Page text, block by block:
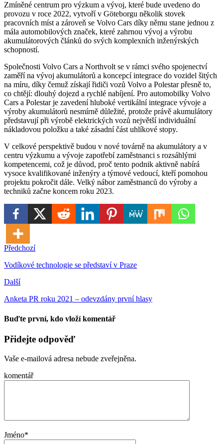
Zmíněné centrum pro výzkum a vývoj, které bude uvedeno do
provozu v roce 2022, vytvoří v Göteborgu několik stovek
pracovních míst a zároveň se Volvo Cars díky němu stane jednou z
mála automobilových značek, které zahrnou vývoj a výrobu
akumulátorových článků do svých komplexních inženýrských
schopností.
Společnosti Volvo Cars a Northvolt se v rámci svého spojenectví
zaměří na vývoj akumulátorů a koncepcí integrace do vozidel šitých
na míru, díky čemuž získají řidiči vozů Volvo a Polestar přesně to,
co chtějí: dlouhý dojezd a rychlé nabíjení. Pro automobilky Volvo
Cars a Polestar je zavedení hluboké vertikální integrace vývoje a
výroby akumulátorů nesmírně důležité, protože právě akumulátory
představují při výrobě elektrických vozů největší individuální
nákladovou položku a také zásadní část uhlíkové stopy.
V celkové perspektivě budou v nové továrně na akumulátory a v
centru výzkumu a vývoje zapotřebí zaměstnanci s rozsáhlými
kompetencemi, což je důvod, proč tento podnik aktivně nabírá
vysoce kvalifikované inženýry a týmové vedoucí, kteří pomohou
projektu pokročit dále. Velký nábor zaměstnanců do výroby a
techniků začne koncem roku 2023.
Předchozí
Vodíkové technologie se představí v Praze
Další
Anketa PR roku 2021 – odevzdány první hlasy
Buďte první, kdo vloží komentář
Přidejte odpověď
Vaše e-mailová adresa nebude zveřejněna.
komentář
Jméno*